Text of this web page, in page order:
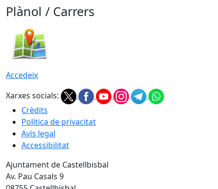
Plànol / Carrers
Accedeix
Xarxes socials:
Crèdits
Política de privacitat
Avís legal
Accessibilitat
Ajuntament de Castellbisbal
Av. Pau Casals 9